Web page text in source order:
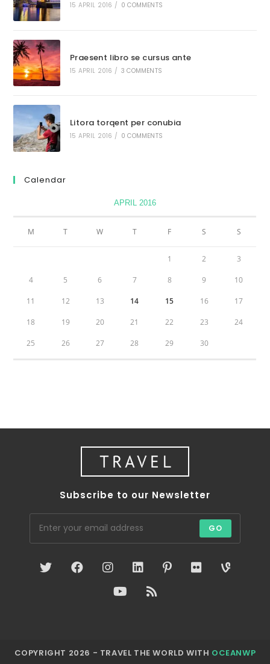
15 APRIL 2016 / 0 COMMENTS
Praesent libro se cursus ante
15 APRIL 2016 / 3 COMMENTS
Litora torqent per conubia
15 APRIL 2016 / 0 COMMENTS
Calendar
APRIL 2016
M T W T F S S
1 2 3
4 5 6 7 8 9 10
11 12 13 14 15 16 17
18 19 20 21 22 23 24
25 26 27 28 29 30
Subscribe to our Newsletter
GO
COPYRIGHT 2026 - TRAVEL THE WORLD WITH OCEANWP